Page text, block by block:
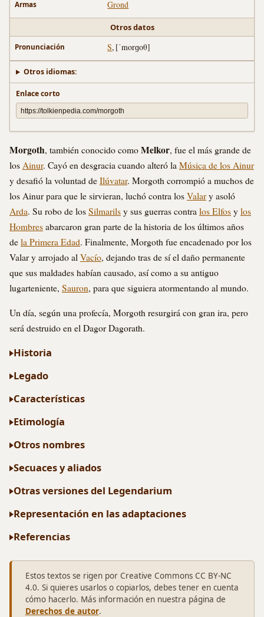
Armas Grond
Otros datos
Pronunciación S, [ˈmorɡoθ]
Otros idiomas:
Enlace corto
Morgoth, también conocido como Melkor, fue el más grande de
los Ainur. Cayó en desgracia cuando alteró la Música de los Ainur
y desafió la voluntad de Ilúvatar. Morgoth corrompió a muchos de
los Ainur para que le sirvieran, luchó contra los Valar y asoló
Arda. Su robo de los Silmarils y sus guerras contra los Elfos y los
Hombres abarcaron gran parte de la historia de los últimos años
de la Primera Edad. Finalmente, Morgoth fue encadenado por los
Valar y arrojado al Vacío, dejando tras de sí el daño permanente
que sus maldades habían causado, así como a su antiguo
lugarteniente, Sauron, para que siguiera atormentando al mundo.
Un día, según una profecía, Morgoth resurgirá con gran ira, pero
será destruido en el Dagor Dagorath.
Historia
Legado
Características
Etimología
Otros nombres
Secuaces y aliados
Otras versiones del Legendarium
Representación en las adaptaciones
Referencias
Estos textos se rigen por Creative Commons CC BY-NC
4.0. Si quieres usarlos o copiarlos, debes tener en cuenta
cómo hacerlo. Más información en nuestra página de
Derechos de autor.